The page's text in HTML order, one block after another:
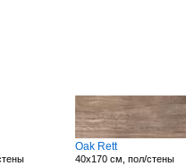
Oak Rett
40x170 см, пол/стены